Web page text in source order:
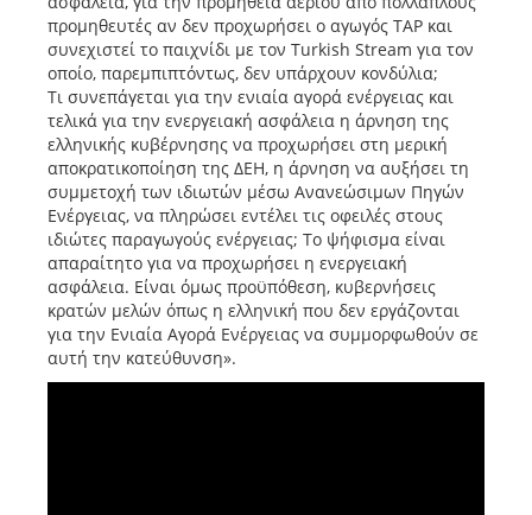
προμηθευτές αν δεν προχωρήσει ο αγωγός ΤΑΡ και
συνεχιστεί το παιχνίδι με τον Τurkish Stream για τον
οποίο, παρεμπιπτόντως, δεν υπάρχουν κονδύλια;
Τι συνεπάγεται για την ενιαία αγορά ενέργειας και
τελικά για την ενεργειακή ασφάλεια η άρνηση της
ελληνικής κυβέρνησης να προχωρήσει στη μερική
αποκρατικοποίηση της ΔΕΗ, η άρνηση να αυξήσει τη
συμμετοχή των ιδιωτών μέσω Ανανεώσιμων Πηγών
Ενέργειας, να πληρώσει εντέλει τις οφειλές στους
ιδιώτες παραγωγούς ενέργειας; Το ψήφισμα είναι
απαραίτητο για να προχωρήσει η ενεργειακή
ασφάλεια. Είναι όμως προϋπόθεση, κυβερνήσεις
κρατών μελών όπως η ελληνική που δεν εργάζονται
για την Ενιαία Αγορά Ενέργειας να συμμορφωθούν σε
αυτή την κατεύθυνση».